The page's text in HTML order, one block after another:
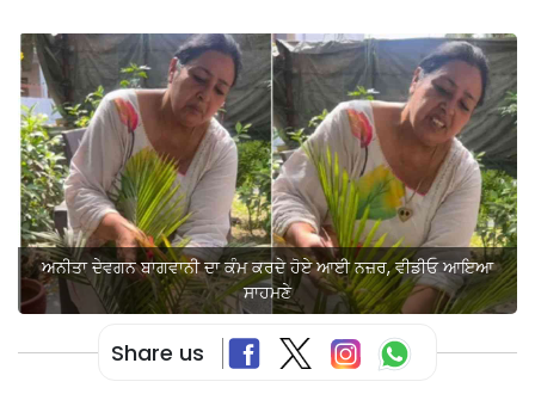
ਅਨੀਤਾ ਦੇਵਗਨ ਬਾਗਵਾਨੀ ਦਾ ਕੰਮ ਕਰਦੇ ਹੋਏ ਆਈ ਨਜ਼ਰ, ਵੀਡੀਓ ਆਇਆ
ਸਾਹਮਣੇ
Share us